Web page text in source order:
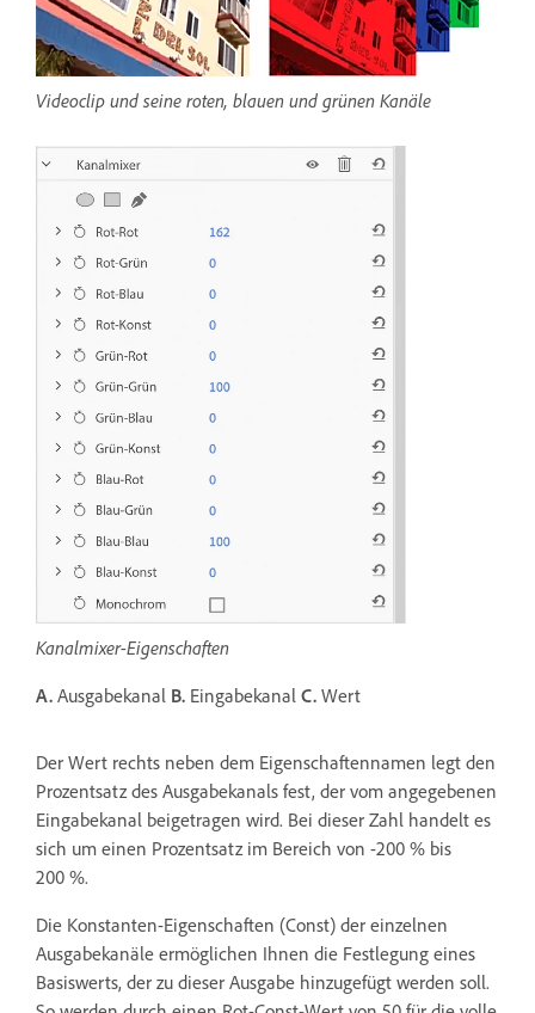
Videoclip und seine roten, blauen und grünen Kanäle
Kanalmixer-Eigenschaften
A. Ausgabekanal B. Eingabekanal C. Wert
Der Wert rechts neben dem Eigenschaftennamen legt den
Prozentsatz des Ausgabekanals fest, der vom angegebenen
Eingabekanal beigetragen wird. Bei dieser Zahl handelt es
sich um einen Prozentsatz im Bereich von -200 % bis
200 %.
Die Konstanten-Eigenschaften (Const) der einzelnen
Ausgabekanäle ermöglichen Ihnen die Festlegung eines
Basiswerts, der zu dieser Ausgabe hinzugefügt werden soll.